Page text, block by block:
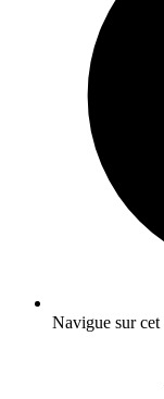
Navigue sur